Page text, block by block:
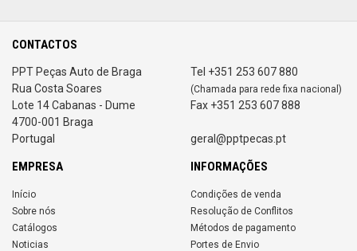
CONTACTOS
PPT Peças Auto de Braga
Rua Costa Soares
Lote 14 Cabanas - Dume
4700-001 Braga
Portugal
Tel +351 253 607 880
(Chamada para rede fixa nacional)
Fax +351 253 607 888
geral@pptpecas.pt
EMPRESA
Início
Sobre nós
Catálogos
Noticias
INFORMAÇÕES
Condições de venda
Resolução de Conflitos
Métodos de pagamento
Portes de Envio